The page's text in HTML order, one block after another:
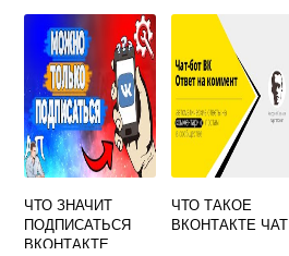
ЧТО ЗНАЧИТ
ПОДПИСАТЬСЯ
ВКОНТАКТЕ
ЧТО ТАКОЕ
ВКОНТАКТЕ ЧАТ